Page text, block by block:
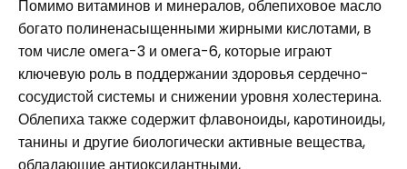
Помимо витаминов и минералов, облепиховое масло
богато полиненасыщенными жирными кислотами, в
том числе омега-3 и омега-6, которые играют
ключевую роль в поддержании здоровья сердечно-
сосудистой системы и снижении уровня холестерина.
Облепиха также содержит флавоноиды, каротиноиды,
танины и другие биологически активные вещества,